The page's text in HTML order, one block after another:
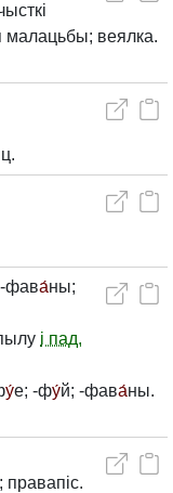
малацьбы; веялка.
фава́ны;
і пад.
у́е; -фу́й; -фава́ны.
правапіс.